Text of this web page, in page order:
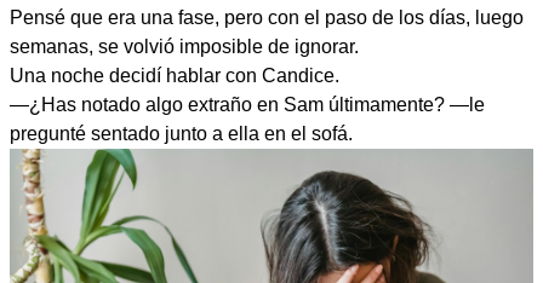
Pensé que era una fase, pero con el paso de los días, luego
semanas, se volvió imposible de ignorar.
Una noche decidí hablar con Candice.
—¿Has notado algo extraño en Sam últimamente? —le
pregunté sentado junto a ella en el sofá.